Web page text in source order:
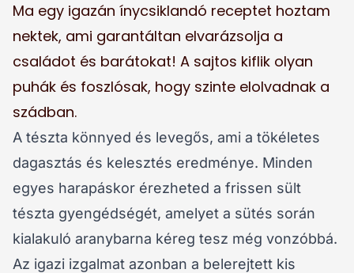
Ma egy igazán ínycsiklandó receptet hoztam
nektek, ami garantáltan elvarázsolja a
családot és barátokat! A sajtos kiflik olyan
puhák és foszlósak, hogy szinte elolvadnak a
szádban.
A tészta könnyed és levegős, ami a tökéletes
dagasztás és kelesztés eredménye. Minden
egyes harapáskor érezheted a frissen sült
tészta gyengédségét, amelyet a sütés során
kialakuló aranybarna kéreg tesz még vonzóbbá.
Az igazi izgalmat azonban a belerejtett kis